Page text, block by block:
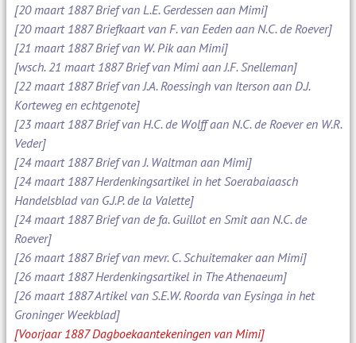
[20 maart 1887 Brief van L.E. Gerdessen aan Mimi]
[20 maart 1887 Briefkaart van F. van Eeden aan N.C. de Roever]
[21 maart 1887 Brief van W. Pik aan Mimi]
[wsch. 21 maart 1887 Brief van Mimi aan J.F. Snelleman]
[22 maart 1887 Brief van J.A. Roessingh van Iterson aan D.J.
Korteweg en echtgenote]
[23 maart 1887 Brief van H.C. de Wolff aan N.C. de Roever en W.R.
Veder]
[24 maart 1887 Brief van J. Waltman aan Mimi]
[24 maart 1887 Herdenkingsartikel in het Soerabaiaasch
Handelsblad van G.J.P. de la Valette]
[24 maart 1887 Brief van de fa. Guillot en Smit aan N.C. de
Roever]
[26 maart 1887 Brief van mevr. C. Schuitemaker aan Mimi]
[26 maart 1887 Herdenkingsartikel in The Athenaeum]
[26 maart 1887 Artikel van S.E.W. Roorda van Eysinga in het
Groninger Weekblad]
[Voorjaar 1887 Dagboekaantekeningen van Mimi]